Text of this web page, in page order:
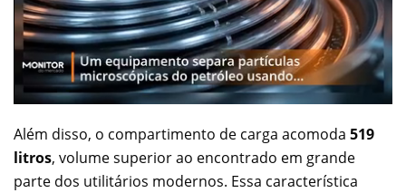
Além disso, o compartimento de carga acomoda 519
litros, volume superior ao encontrado em grande
parte dos utilitários modernos. Essa característica